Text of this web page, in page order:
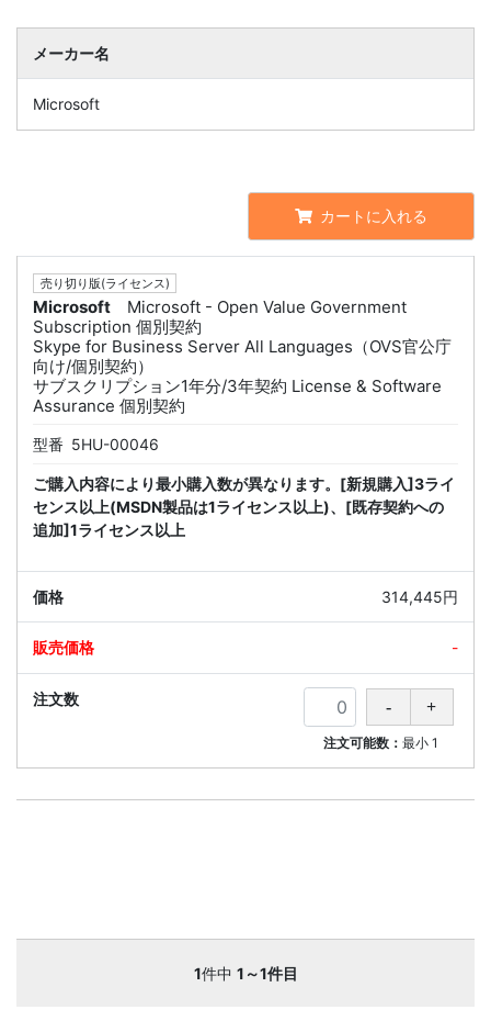
メーカー名
Microsoft
カートに入れる
売り切り版(ライセンス)
Microsoft
Microsoft - Open Value Government
Subscription 個別契約
Skype for Business Server All Languages（OVS官公庁
向け/個別契約）
サブスクリプション1年分/3年契約 License & Software
Assurance 個別契約
型番 5HU-00046
ご購入内容により最小購入数が異なります。[新規購入]3ライ
センス以上(MSDN製品は1ライセンス以上)、[既存契約への
追加]1ライセンス以上
314,445円
-
注文可能数：最小 1
1件中 1～1件目